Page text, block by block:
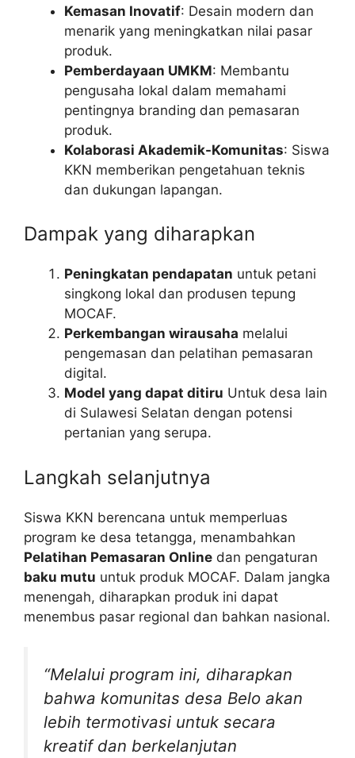
Kemasan Inovatif: Desain modern dan
menarik yang meningkatkan nilai pasar
produk.
Pemberdayaan UMKM: Membantu
pengusaha lokal dalam memahami
pentingnya branding dan pemasaran
produk.
Kolaborasi Akademik-Komunitas: Siswa
KKN memberikan pengetahuan teknis
dan dukungan lapangan.
Dampak yang diharapkan
Peningkatan pendapatan untuk petani
singkong lokal dan produsen tepung
MOCAF.
Perkembangan wirausaha melalui
pengemasan dan pelatihan pemasaran
digital.
Model yang dapat ditiru Untuk desa lain
di Sulawesi Selatan dengan potensi
pertanian yang serupa.
Langkah selanjutnya
Siswa KKN berencana untuk memperluas
program ke desa tetangga, menambahkan
Pelatihan Pemasaran Online dan pengaturan
baku mutu untuk produk MOCAF. Dalam jangka
menengah, diharapkan produk ini dapat
menembus pasar regional dan bahkan nasional.
“Melalui program ini, diharapkan
bahwa komunitas desa Belo akan
lebih termotivasi untuk secara
kreatif dan berkelanjutan